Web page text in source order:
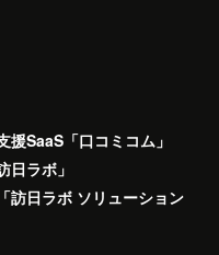
SaaS「口コミコム」
日ラボ」
訪日ラボ ソリューション